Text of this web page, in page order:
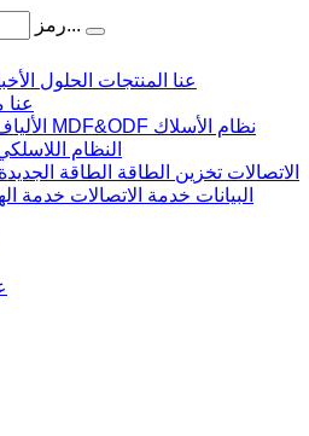
رمز...
عنا المنتجات الحلول
عنا
MDF&ODF نظام الأسلاك
النظام
الاتصالات تخزين الطاقة الطاقة الجديدة
البيانات خدمة الاتصالات خدمة